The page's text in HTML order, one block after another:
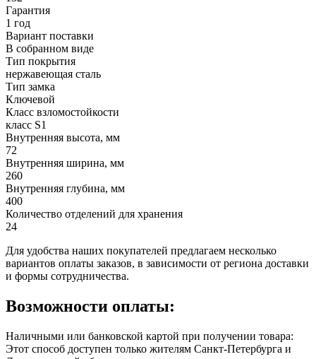
Гарантия
1 год
Вариант поставки
В собранном виде
Тип покрытия
нержавеющая сталь
Тип замка
Ключевой
Класс взломостойкости
класс S1
Внутренняя высота, мм
72
Внутренняя ширина, мм
260
Внутренняя глубина, мм
400
Количество отделений для хранения
24
Для удобства наших покупателей предлагаем несколько
вариантов оплаты заказов, в зависимости от региона доставки
и формы сотрудничества.
Возможности оплаты:
Наличными или банковской картой при получении товара:
Этот способ доступен только жителям Санкт-Петербурга и